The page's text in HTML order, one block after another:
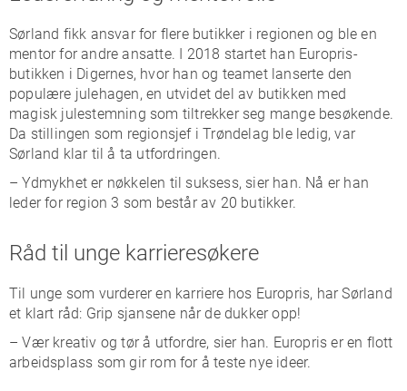
Sørland fikk ansvar for flere butikker i regionen og bleen
mentor for andre ansatte. I 2018 startet han Europris-
butikken i Digernes, hvor han og teamet lanserte den
populære julehagen, en utvidet del av butikken med
magisk julestemning som tiltrekker seg mange besøkende.
Da stillingen som regionsjefi Trøndelag ble ledig, var
Sørland klar til å ta utfordringen.
– Ydmykhet er nøkkelen til suksess, sier han. Nå er han
leder for region 3 som består av 20 butikker.
Råd til unge karrieresøkere
Til unge som vurderer en karriere hos Europris, har Sørland
et klart råd: Grip sjansene når de dukker opp!
– Vær kreativ og tør å utfordre, sier han. Europris er en flott
arbeidsplass som gir rom for å teste nye ideer.